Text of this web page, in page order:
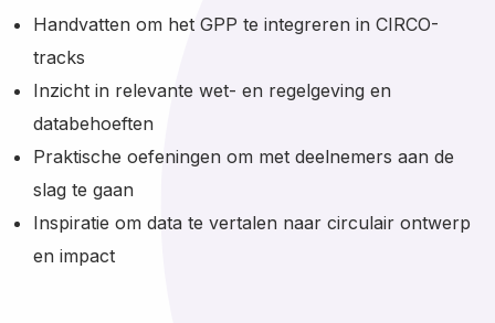
Handvatten om het GPP te integreren in CIRCO-
tracks
Inzicht in relevante wet- en regelgeving en
databehoeften
Praktische oefeningen om met deelnemers aan de
slag te gaan
Inspiratie om data te vertalen naar circulair ontwerp
en impact